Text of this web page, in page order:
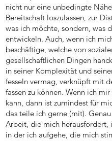
nicht nur eine unbedingte
Bereitschaft loszulassen, zur
was ich möchte, sondern, was
entwickeln. Auch, wenn ich
beschäftige, welche von
gesellschaftlichen Dingen
in seiner Komplexität und
fesseln vermag, verknüpft mit
fassen zu können. Wenn ich
kann, dann ist zumindest für
das teile ich gerne (mit).
Arbeit, die mich
in der ich aufgehe, die mich